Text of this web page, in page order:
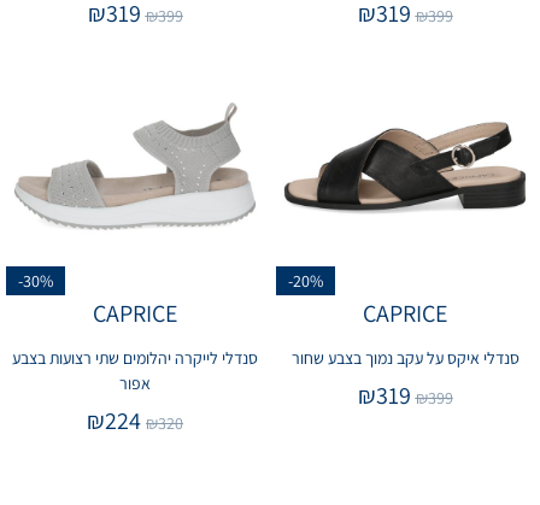
₪399
₪319
₪399
₪319
-20%
CAPRICE
סנדלי איקס על עקב נמוך בצבע שחור
₪399
₪319
-30%
CAPRICE
סנדלי לייקרה יהלומים שתי רצועות בצבע
אפור
₪320
₪224